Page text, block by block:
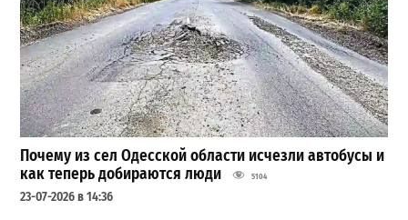
Почему из сел Одесской области исчезли автобусы и
как теперь добираются люди
5104
23-07-2026 в 14:36